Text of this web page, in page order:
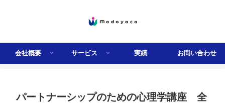
会社概要 サービス 実績 お問い合わせ
パートナーシップのための心理学講座 全